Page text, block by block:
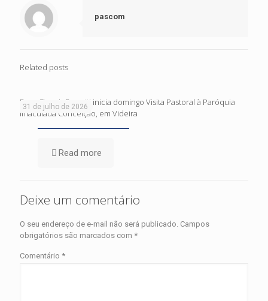
pascom
Related posts
31 de julho de 2026
Dom Cleocir Bonetti inicia domingo Visita Pastoral à Paróquia
Imaculada Conceição, em Videira
Read more
Deixe um comentário
O seu endereço de e-mail não será publicado. Campos
obrigatórios são marcados com *
Comentário *